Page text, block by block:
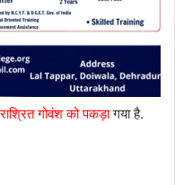
गोवंश को पकड़ागया है.